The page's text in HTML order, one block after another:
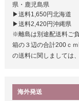
県・鹿児島県
▶送料1,650円北海道
▶送料2,420円沖縄県
※離島は別途配送料ご
箱の３辺の合計200ｃ
の送料に関しましては
海外発送